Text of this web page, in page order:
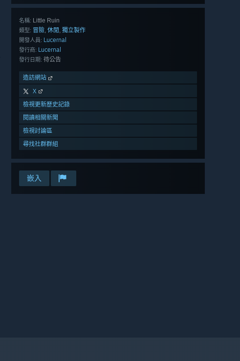
名稱: Little Ruin
類型: 冒險, 休閒 , 獨立製作
開發人員: Lucernal
發行商: Lucernal
發行日期: 待公告
造訪網站
X
檢視更新歷史記錄
閱讀相關新聞
檢視討論區
尋找社群群組
嵌入